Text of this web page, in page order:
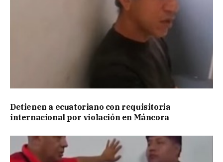
Detienen a ecuatoriano con requisitoria
internacional por violación en Máncora